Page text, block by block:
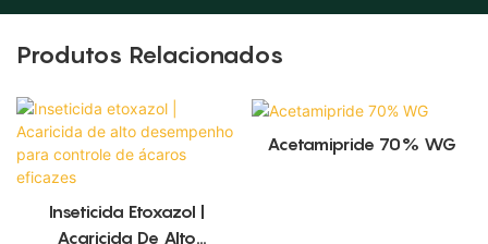
Produtos Relacionados
Inseticida Etoxazol |
Acaricida De Alto
Acetamipride 70% WG